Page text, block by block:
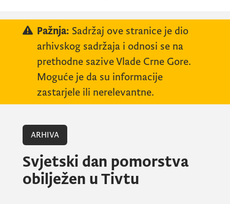
Pažnja: Sadržaj ove stranice je dio
arhivskog sadržaja i odnosi se na
prethodne sazive Vlade Crne Gore.
Moguće je da su informacije
zastarjele ili nerelevantne.
ARHIVA
Svjetski dan pomorstva
obilježen u Tivtu